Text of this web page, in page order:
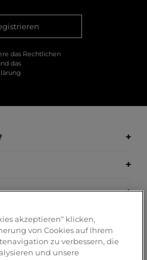
das Rechtlichen
das
akzeptieren“ klicken,
von Cookies auf Ihrem
zu verbessern, die
und unsere